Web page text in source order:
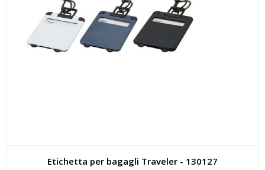
Etichetta per bagagli Traveler - 130127